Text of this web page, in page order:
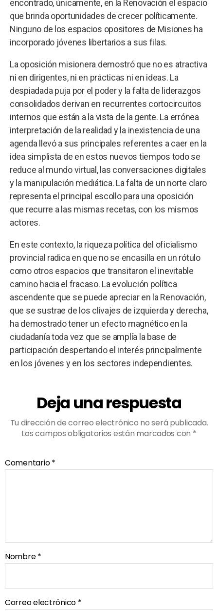
encontrado, únicamente, en la Renovación el espacio
que brinda oportunidades de crecer políticamente.
Ninguno de los espacios opositores de Misiones ha
incorporado jóvenes libertarios a sus filas.
La oposición misionera demostró que no es atractiva
ni en dirigentes, ni en prácticas ni en ideas. La
despiadada puja por el poder y la falta de liderazgos
consolidados derivan en recurrentes cortocircuitos
internos que están a la vista de la gente. La errónea
interpretación de la realidad y la inexistencia de una
agenda llevó a sus principales referentes a caer en la
idea simplista de en estos nuevos tiempos todo se
reduce al mundo virtual, las conversaciones digitales
y la manipulación mediática. La falta de un norte claro
representa el principal escollo para una oposición
que recurre a las mismas recetas, con los mismos
actores.
En este contexto, la riqueza política del oficialismo
provincial radica en que no se encasilla en un rótulo
como otros espacios que transitaron el inevitable
camino hacia el fracaso. La evolución política
ascendente que se puede apreciar en la Renovación,
que se sustrae de los clivajes de izquierda y derecha,
ha demostrado tener un efecto magnético en la
ciudadanía toda vez que se amplía la base de
participación despertando el interés principalmente
en los jóvenes y en los sectores independientes.
Deja una respuesta
Tu dirección de correo electrónico no será publicada.
Los campos obligatorios están marcados con *
Comentario*
Nombre*
Correo electrónico *